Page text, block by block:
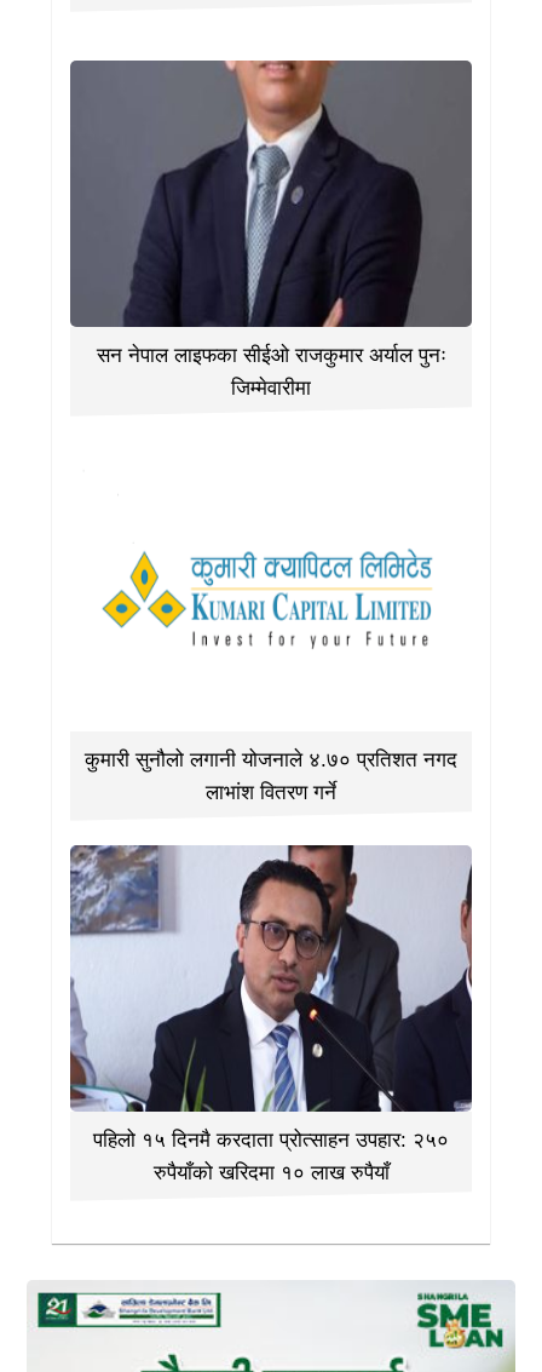
सन नेपाल लाइफका सीईओ राजकुमार अर्याल पुनः
जिम्मेवारीमा
कुमारी सुनौलो लगानी योजनाले ४.७० प्रतिशत नगद
लाभांश वितरण गर्ने
पहिलो १५ दिनमै करदाता प्रोत्साहन उपहार: २५०
रुपैयाँको खरिदमा १० लाख रुपैयाँ